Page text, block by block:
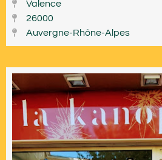
Valence
26000
Auvergne-Rhône-Alpes